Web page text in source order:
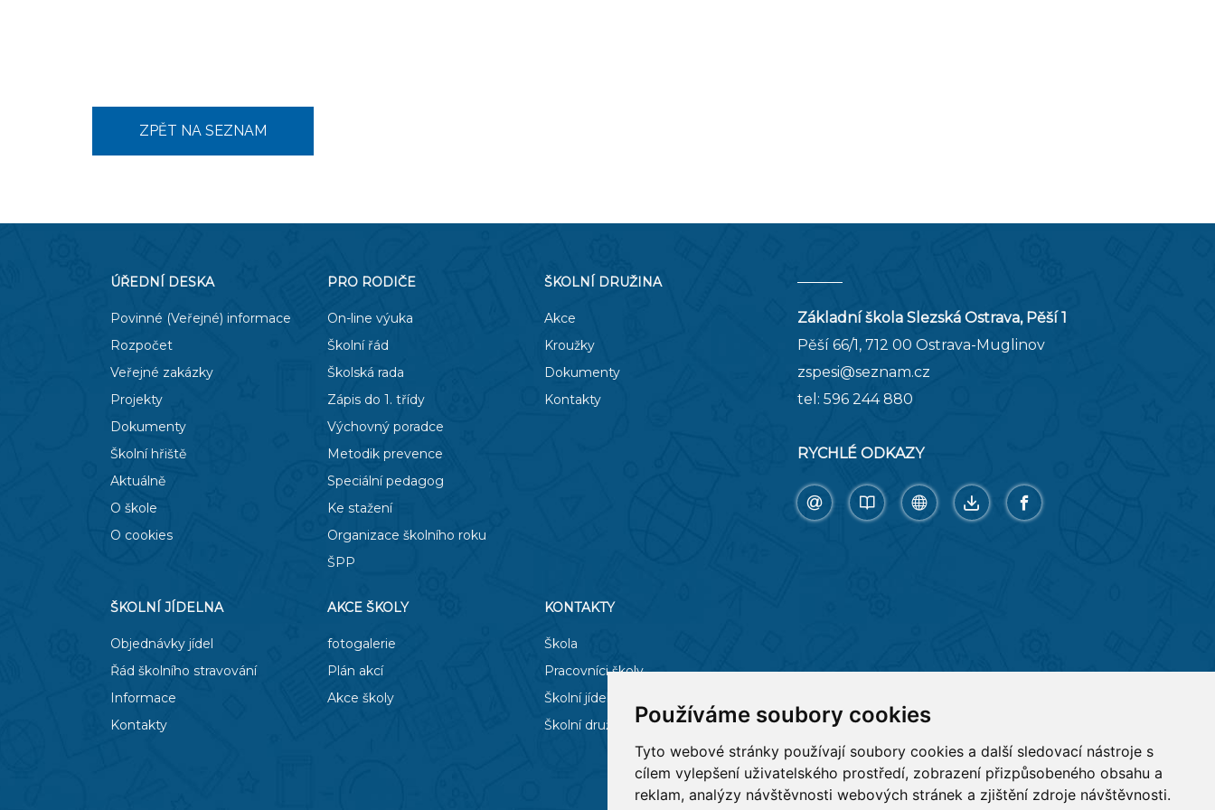
Používáme soubory cookies
Tyto webové stránky používají soubory cookies a další sledovací nástroje s
cílem vylepšení uživatelského prostředí, zobrazení přizpůsobeného obsahu a
reklam, analýzy návštěvnosti webových stránek a zjištění zdroje návštěvnosti.
ZPĚT NA SEZNAM
ÚŘEDNÍ DESKA
Povinné (Veřejné) informace
Rozpočet
Veřejné zakázky
Projekty
Dokumenty
Školní hřiště
Aktuálně
O škole
O cookies
PRO RODIČE
On-line výuka
Školní řád
Školská rada
Zápis do 1. třídy
Výchovný poradce
Metodik prevence
Speciální pedagog
Ke stažení
Organizace školního roku
ŠPP
ŠKOLNÍ DRUŽINA
Akce
Kroužky
Dokumenty
Kontakty
ŠKOLNÍ JÍDELNA
Objednávky jídel
Řád školního stravování
Informace
Kontakty
AKCE ŠKOLY
fotogalerie
Plán akcí
Akce školy
KONTAKTY
Škola
Pracovníci školy
Školní jídelna
Školní družina
Základní škola Slezská Ostrava, Pěší 1
Pěší 66/1, 712 00 Ostrava-Muglinov
zspesi@seznam.cz
tel: 596 244 880
RYCHLÉ ODKAZY